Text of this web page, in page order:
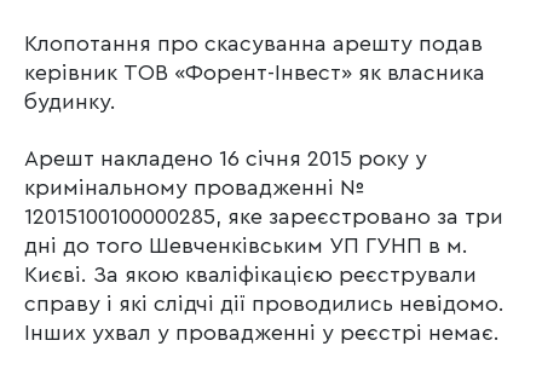
Клопотання про скасуванна арешту подав
керівник ТОВ «Форент-Інвест» як власника
будинку.
Арешт накладено 16 січня 2015 року у
кримінальному провадженні №
12015100100000285, яке зареєстровано за три
дні до того Шевченківським УП ГУНП в м.
Києві. За якою кваліфікацією реєстрували
справу і які слідчі дії проводились невідомо.
Інших ухвал у провадженні у реєстрі немає.